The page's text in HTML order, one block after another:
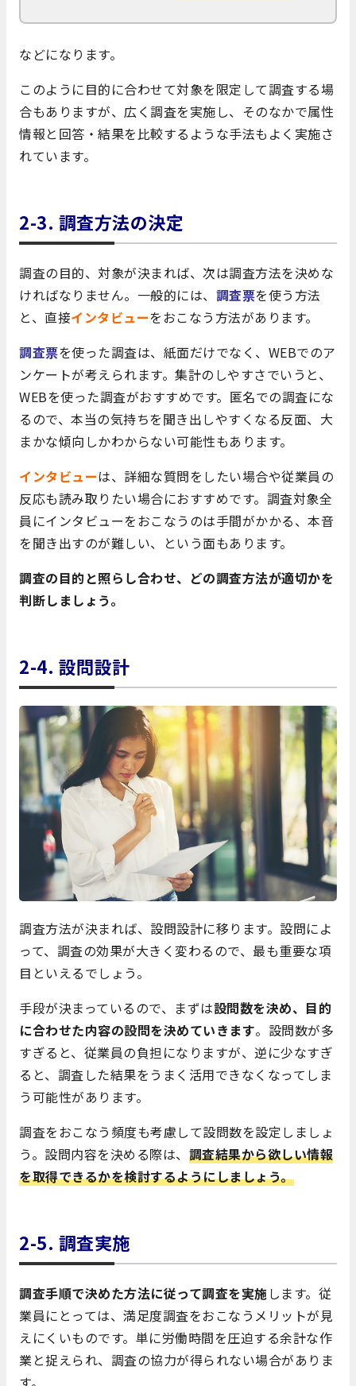
などになります。
このように目的に合わせて対象を限定して調査する場
合もありますが、広く調査を実施し、そのなかで属性
情報と回答・結果を比較するような手法もよく実施さ
れています。
2-3. 調査方法の決定
調査の目的、対象が決まれば、次は調査方法を決めな
ければなりません。一般的には、 調査票を使う方法
と、直接インタビューをおこなう方法があります。
調査票を使った調査は、紙面だけでなく、WEBでのア
ンケートが考えられます。集計のしやすさでいうと、
WEBを使った調査がおすすめです。匿名での調査にな
るので、本当の気持ちを聞き出しやすくなる反面、大
まかな傾向しかわからない可能性もあります。
インタビューは、詳細な質問をしたい場合や従業員の
反応も読み取りたい場合におすすめです。調査対象全
員にインタビューをおこなうのは手間がかかる、本音
を聞き出すのが難しい、という面もあります。
調査の目的と照らし合わせ、どの調査方法が適切かを
判断しましょう。
2-4. 設問設計
調査方法が決まれば、設問設計に移ります。設問によ
って、調査の効果が大きく変わるので、最も重要な項
目といえるでしょう。
手段が決まっているので、まずは設問数を決め、目的
に合わせた内容の設問を決めていきます。設問数が多
すぎると、従業員の負担になりますが、逆に少なすぎ
ると、調査した結果をうまく活用できなくなってしま
う可能性があります。
調査をおこなう頻度も考慮して設問数を設定しましょ
う。設問内容を決める際は、 調査結果から欲しい情報
を取得できるかを検討するようにしましょう。
2-5. 調査実施
調査手順で決めた方法に従って調査を実施します。従
業員にとっては、満足度調査をおこなうメリットが見
えにくいものです。単に労働時間を圧迫する余計な作
業と捉えられ、調査の協力が得られない場合がありま